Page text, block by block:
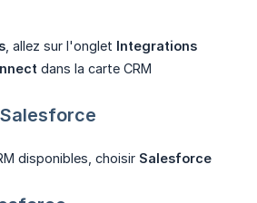
, allez sur l'onglet Integrations
dans la carte CRM
disponibles, choisir Salesforce